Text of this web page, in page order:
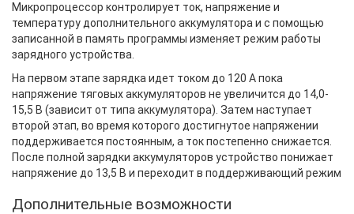
Микропроцессор контролирует ток, напряжение и
температуру дополнительного аккумулятора и с помощью
записанной в память программы изменяет режим работы
зарядного устройства.
На первом этапе зарядка идет током до 120 А пока
напряжение тяговых аккумуляторов не увеличится до 14,0-
15,5 В (зависит от типа аккумулятора). Затем наступает
второй этап, во время которого достигнутое напряжении
поддерживается постоянным, а ток постепенно снижается.
После полной зарядки аккумуляторов устройство понижает
напряжение до 13,5 В и переходит в поддерживающий режим
Дополнительные возможности